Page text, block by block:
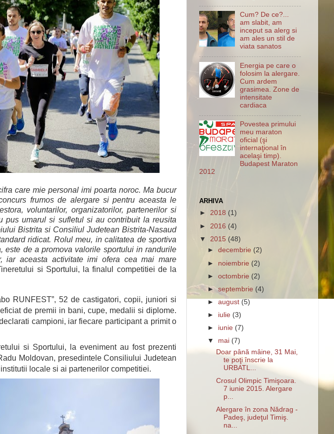
care mie personal imi poarta noroc. Ma bucur
frumos de alergare si pentru aceasta le
voluntarilor, organizatorilor, partenerilor si
pus umarul si sufletul si au contribuit la reusita
Bistrita si Consiliul Judetean Bistrita-Nasaud
ridicat. Rolul meu, in calitatea de sportiva
este de a promova valorile sportului in randurile
aceasta activitate imi ofera cea mai mare
si Sportului, la finalul competitiei de la
RUNFEST”, 52 de castigatori, copii, juniori si
de premii in bani, cupe, medalii si diplome.
campioni, iar fiecare participant a primit o
si Sportului, la eveniment au fost prezenti
Moldovan, presedintele Consiliului Judetean
locale si ai partenerilor competitiei.
Cum? De ce?...
am slabit, am
inceput sa alerg si
am ales un stil de
viata sanatos
Energia pe care o
folosim la alergare.
Cum ardem
grasimea. Zone de
intensitate
cardiaca
Povestea primului
meu maraton
oficial (şi
internaţional în
acelaşi timp).
Budapest Maraton
2012
ARHIVA
► 2018 (1)
► 2016 (4)
▼ 2015 (48)
►decembrie (2)
► noiembrie(2)
►octombrie (2)
►septembrie (4)
►august (5)
► iulie (3)
► iunie (7)
▼ mai (7)
Doar până mâine, 31 Mai,
te poţi înscrie la
URBATL...
Crosul Olimpic Timişoara.
7 iunie 2015. Alergare
p...
Alergare în zona Nădrag -
Padeş, judeţul Timiş.
na...